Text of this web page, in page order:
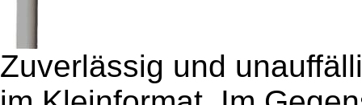
Zuverlässig und